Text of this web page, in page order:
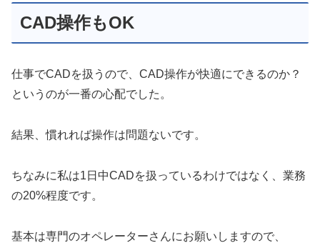
CAD操作もOK
仕事でCADを扱うので、CAD操作が快適にできるのか？
というのが一番の心配でした。
結果、慣れれば操作は問題ないです。
ちなみに私は1日中CADを扱っているわけではなく、業務
の20%程度です。
基本は専門のオペレーターさんにお願いしますので、